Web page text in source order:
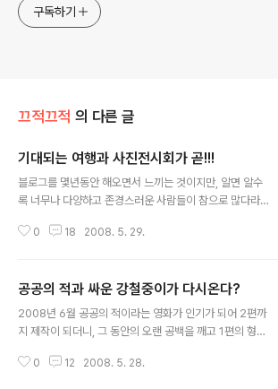
구독하기
끄적끄적 의 다른 글
기대되는 여행과 사진전시회가 곧!!!
블로그를 몇년동안 해오면서 느끼는 것이지만, 알면 알수
록 너무나 다양하고 존경스러운 사람들이 참으로 많다라는
들기도 하고, 그렇게 자신의 길을 스스로 개척해나가는 것
때문인지 모르겠습니다. (후자의 천성 때문에 선생님이 되
려고도 하였으나, 교실 밖의 교무실과 학부모 세계가 무서
워서 그만..) 혹시 누군가가 블로그를 열심히 하고 있다면,
기록을 했다가 책으로 출간하거나, 지금 소개하려는 친구
0 18 2008. 5. 29.
공공의 적과 싸운 강철중이가 다시온다?
2008년 6월 공공의 적이라는 영화가 인기가 되어 2편까
지 제작이 되더니, 그 동안의 오랜 공백을 깨고 1편의 형사
나쁜 XX와 싸우게 될 지에 대해서는 그 나쁜 XX가 제 머리
0 12 2008. 5. 28.